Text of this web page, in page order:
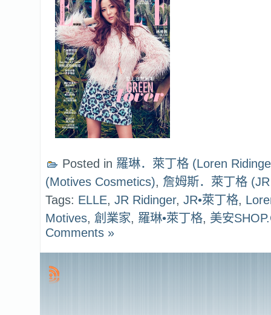
Posted in 羅琳．萊丁格 (Loren
(Motives Cosmetics), 詹姆斯．萊丁格
Tags: ELLE, JR Ridinger, JR•萊丁格,
Motives, 創業家, 羅琳•萊丁格, 美安
Comments »